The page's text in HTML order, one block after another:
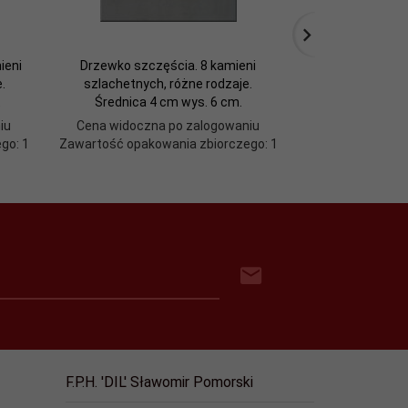
1
Drzewko szczęścia. 8 kamieni
szlachetnych, różne rodzaje.
Średnica 4 cm wys. 6 cm.
Cena widoczna po zalogowaniu
Zawartość opakowania zbiorczego: 1
F.P.H. 'DIL' Sławomir Pomorski